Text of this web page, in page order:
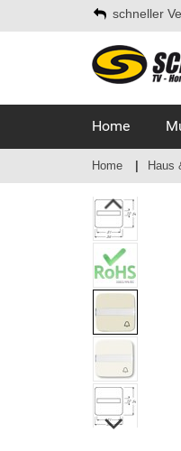
schneller
Home
Home Haus